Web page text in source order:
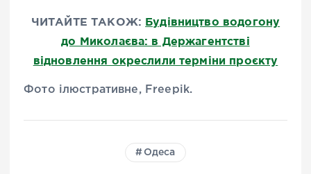
ЧИТАЙТЕ ТАКОЖ: Будівництво водогону
до Миколаєва: в Держагентстві
відновлення окреслили терміни проєкту
Фото ілюстративне, Freepik.
Одеса